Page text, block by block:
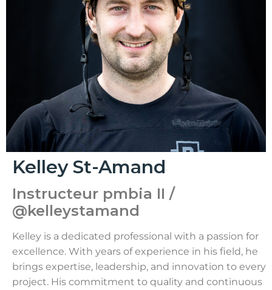
Kelley St-Amand
Instructeur pmbia II /
@kelleystamand
Kelley is a dedicated professional with a passion for
excellence. With years of experience in his field, he
brings expertise, leadership, and innovation to every
project. His commitment to quality and continuous